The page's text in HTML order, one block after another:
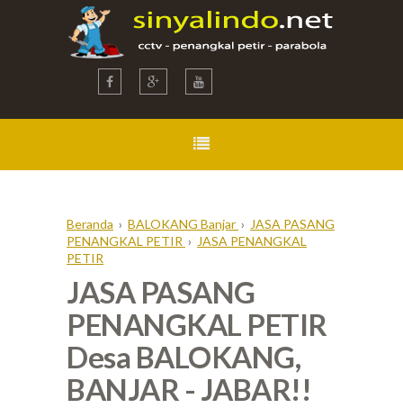
Beranda › BALOKANG Banjar › JASA PASANG
PENANGKAL PETIR › JASA PENANGKAL
PETIR
JASA PASANG
PENANGKAL PETIR
Desa BALOKANG,
BANJAR - JABAR!!